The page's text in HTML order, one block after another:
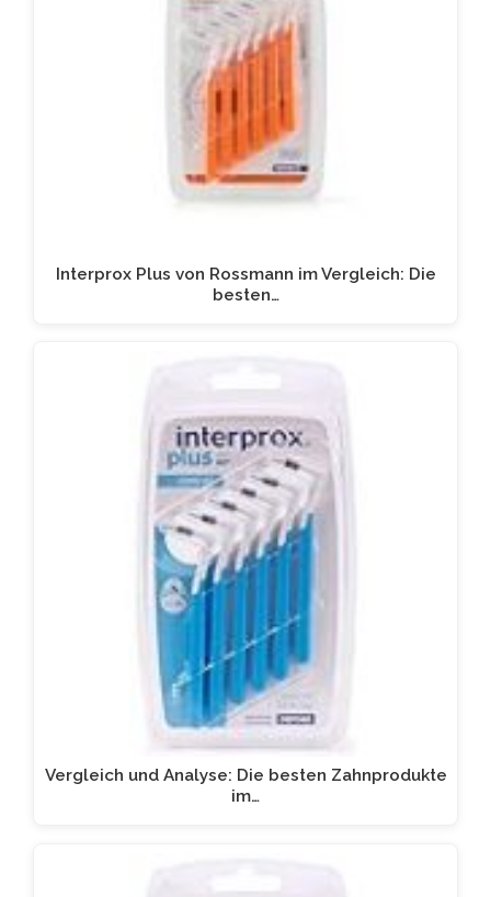
Interprox Plus von Rossmann im Vergleich: Die
besten…
Vergleich und Analyse: Die besten Zahnprodukte
im…